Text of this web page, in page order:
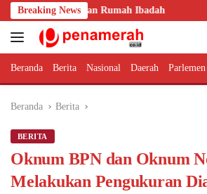
Langsung
ke
konten
Breaking News
dan Rumah Ibadah Koramil 421-
Beranda Berita Nasional Daerah Parlemen
Beranda Berita
BERITA
Oknum BPN dan Oknum
Melakukan Pengukuran